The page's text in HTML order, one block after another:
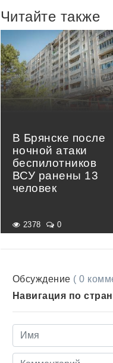
Читайте также
В Брянске после
ночной атаки
беспилотников
ВСУ ранены 13
человек
2378 0
Обсуждение ( 0
Навигация по